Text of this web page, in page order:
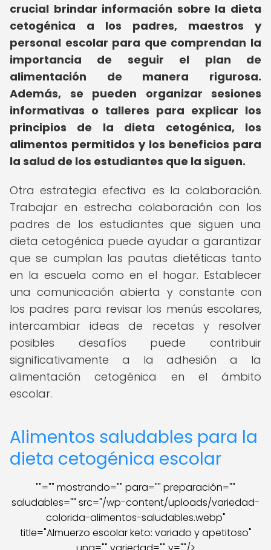
crucial brindar información sobre la dieta
cetogénica a los padres, maestros y
personal escolar para que comprendan la
importancia de seguir el plan de
alimentación de manera rigurosa.
Además, se pueden organizar sesiones
informativas o talleres para explicar los
principios de la dieta cetogénica, los
alimentos permitidos y los beneficios para
la salud de los estudiantes que la siguen.
Otra estrategia efectiva es la colaboración.
Trabajar en estrecha colaboración con los
padres de los estudiantes que siguen una
dieta cetogénica puede ayudar a garantizar
que se cumplan las pautas dietéticas tanto
en la escuela como en el hogar. Establecer
una comunicación abierta y constante con
los padres para revisar los menús escolares,
intercambiar ideas de recetas y resolver
posibles desafíos puede contribuir
significativamente a la adhesión a la
alimentación cetogénica en el ámbito
escolar.
Alimentos saludables para la
dieta cetogénica escolar
""="" mostrando="" para="" preparación=""
saludables="" src="/wp-content/uploads/variedad-
colorida-alimentos-saludables.webp"
title="Almuerzo escolar keto: variado y apetitoso"